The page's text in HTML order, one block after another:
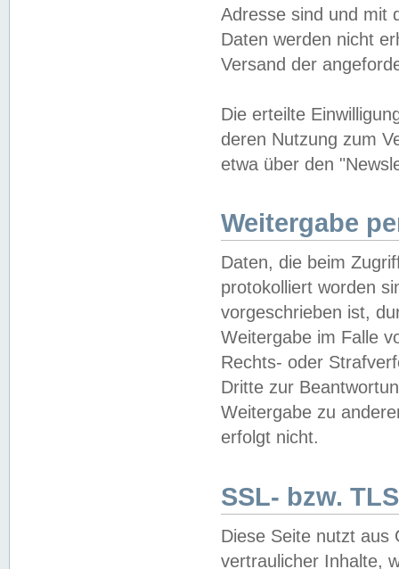
Adresse sind und mit
Daten werden nicht
Versand der
Die erteilte
deren Nutzung zum
etwa über den
Weitergabe
Daten, die beim
protokolliert worden
vorgeschrieben ist,
Weitergabe im Falle
Rechts- oder
Dritte zur
Weitergabe zu
erfolgt nicht.
SSL- bzw.
Diese Seite nutzt aus
vertraulicher Inhalte,